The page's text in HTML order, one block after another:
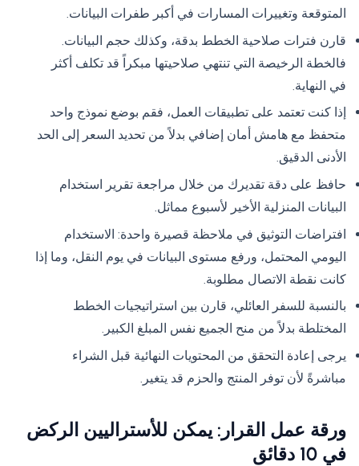
المتوقعة وتغييرات المسارات في أكبر طفرات البيانات.
قارن فترات صلاحية الخطط بدقة، وكذلك حجم البيانات.
فالخطة الرخيصة التي تنتهي صلاحيتها مبكراً قد تكلف أكثر
في النهاية.
إذا كنت تعتمد على تطبيقات العمل، فقم بوضع نموذج واحد
متحفظ مع هامش أمان إضافي بدلاً من تحديد السعر إلى الحد
الأدنى الدقيق.
حافظ على دقة تقديرك من خلال مراجعة تقرير استخدام
البيانات المنزلية الأخير لأسبوع مماثل.
افتراضات التوثيق في ملاحظة قصيرة واحدة: الاستخدام
اليومي المحتمل، ورفع مستوى البيانات في يوم النقل، وما إذا
كانت نقطة الاتصال مطلوبة.
بالنسبة للسفر العائلي، قارن بين استراتيجيات الخطط
المختلطة بدلاً من منح الجميع نفس المبلغ الكبير.
يرجى إعادة التحقق من المحتويات النهائية قبل الشراء
مباشرةً لأن توفر المنتج والحزم قد يتغير.
ورقة عمل القرار: يمكن للأستراليين الركض
في 10 دقائق